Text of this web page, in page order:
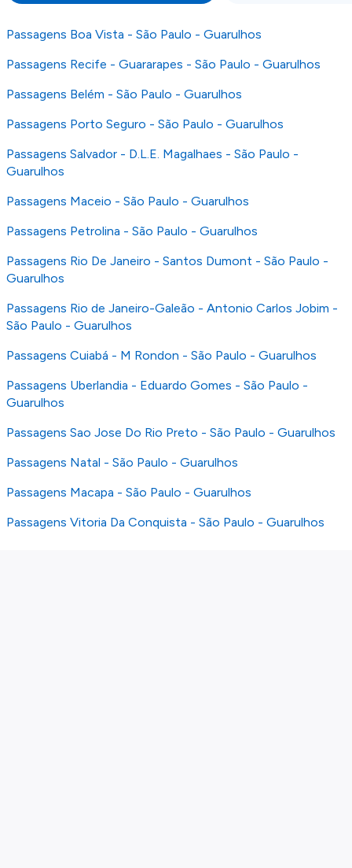
as condições no website do parceiro antes de
fazer uma reserva. Para mais detalhes verifique
os nossos Termos e Condições .
Passagens Boa Vista - São Paulo - Guarulhos
Passagens Recife - Guararapes - São Paulo - Guarulhos
Passagens Belém - São Paulo - Guarulhos
Passagens Porto Seguro - São Paulo - Guarulhos
Passagens Salvador - D.L.E. Magalhaes - São Paulo -
Guarulhos
Passagens Maceio - São Paulo - Guarulhos
Passagens Petrolina - São Paulo - Guarulhos
Passagens Rio De Janeiro - Santos Dumont - São Paulo -
Guarulhos
Passagens Rio de Janeiro-Galeão - Antonio Carlos Jobim -
São Paulo - Guarulhos
Passagens Cuiabá - M Rondon - São Paulo - Guarulhos
Passagens Uberlandia - Eduardo Gomes - São Paulo -
Guarulhos
Passagens Sao Jose Do Rio Preto - São Paulo - Guarulhos
Passagens Natal - São Paulo - Guarulhos
Passagens Macapa - São Paulo - Guarulhos
Passagens Vitoria Da Conquista - São Paulo - Guarulhos